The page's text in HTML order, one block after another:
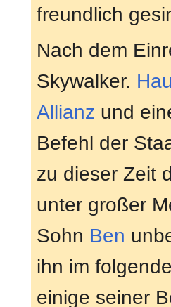
freundlich
Nach dem
Skywalker.
Allianz und
Befehl der
zu dieser Zeit
unter großer
Sohn Ben
ihn im
einige seiner